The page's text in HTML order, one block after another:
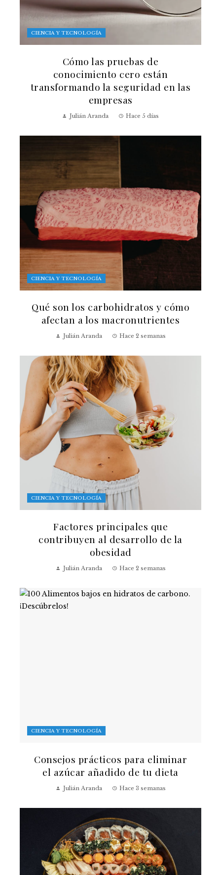
CIENCIA Y TECNOLOGÍA
Cómo las pruebas de
conocimiento cero están
transformando la seguridad en las
empresas
Julián Aranda Hace 5 días
CIENCIA Y TECNOLOGÍA
Qué son los carbohidratos y cómo
afectan a los macronutrientes
Julián Aranda Hace 2 semanas
CIENCIA Y TECNOLOGÍA
Factores principales que
contribuyen al desarrollo de la
obesidad
Julián Aranda Hace 2 semanas
CIENCIA Y TECNOLOGÍA
Consejos prácticos para eliminar
el azúcar añadido de tu dieta
Julián Aranda Hace 3 semanas